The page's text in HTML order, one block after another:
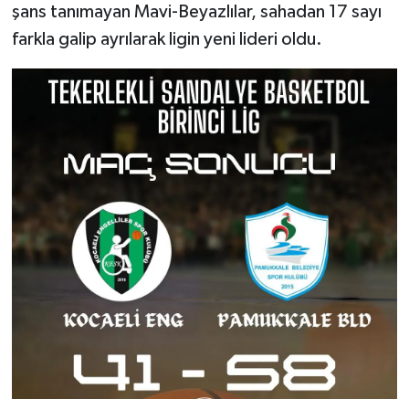
şans tanımayan Mavi-Beyazlılar, sahadan 17 sayı
farkla galip ayrılarak ligin yeni lideri oldu.